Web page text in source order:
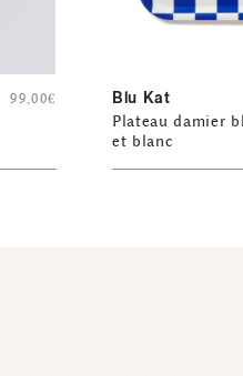
99,00€ Blu Kat
Plateau damier
et blanc